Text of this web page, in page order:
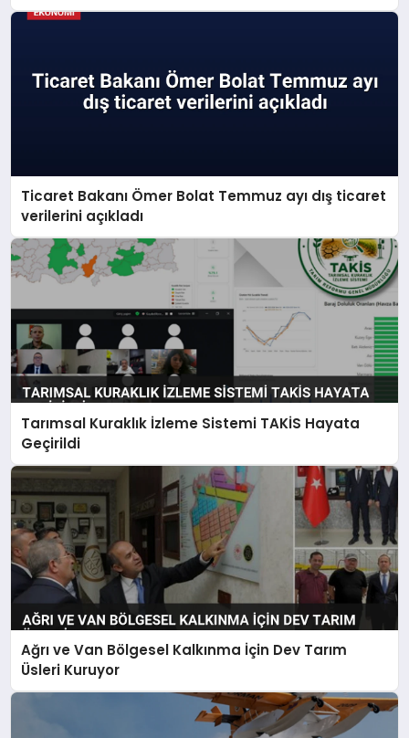
Ticaret Bakanı Ömer Bolat Temmuz ayı dış ticaret
verilerini açıkladı
Tarımsal Kuraklık İzleme Sistemi TAKİS Hayata
Geçirildi
Ağrı ve Van Bölgesel Kalkınma İçin Dev Tarım
Üsleri Kuruyor